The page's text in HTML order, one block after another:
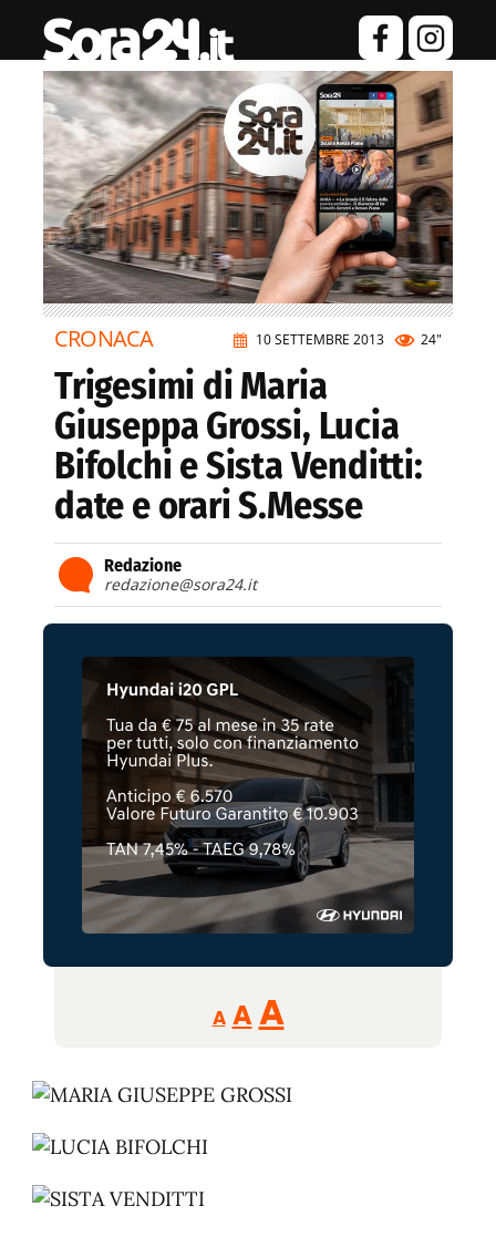
10 SETTEMBRE 2013 24"
CRONACA
Trigesimi di Maria
Giuseppa Grossi, Lucia
Bifolchi e Sista Venditti:
date e orari S.Messe
Redazione
redazione@sora24.it
A
Reducir
tamaño
A Restablecer
de
AAumentar
de